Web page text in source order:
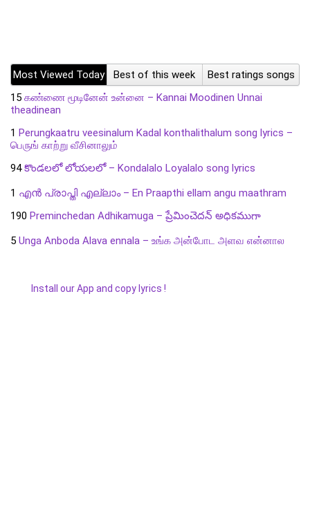
Most Viewed Today Best of this week
Best ratings songs
15 கண்ணை மூடினேன் உன்னை – Kannai Moodinen Unnai
theadinean
1 Perungkaatru veesinalum Kadal konthalithalum song lyrics –
பெருங் காற்று வீசினாலும்
94 కొండలలో లోయలలో – Kondalalo Loyalalo song lyrics
1 എൻ പ്രാപ്തി എല്ലാം – En Praapthi ellam angu maathram
190 Preminchedan Adhikamuga – ప్రేమించెదన్ అధికముగా
5 Unga Anboda Alava ennala – உங்க அன்போட அளவ என்னால
Install our App and copy lyrics !